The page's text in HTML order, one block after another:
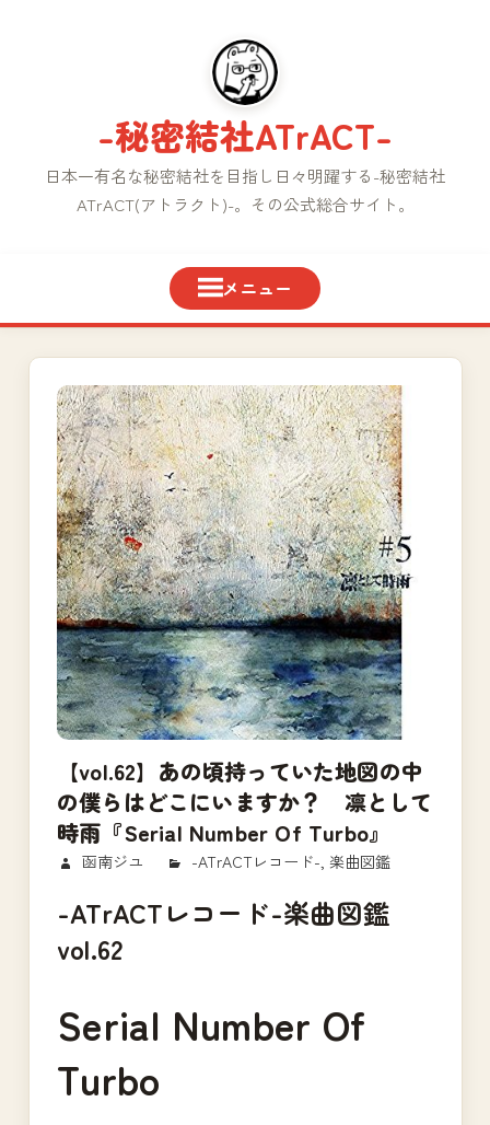
-秘密結社ATrACT-
日本一有名な秘密結社を目指し日々明躍する-秘密結社
ATrACT(アトラクト)-。その公式総合サイト。
【vol.62】あの頃持っていた地図の中
の僕らはどこにいますか？ 凛として
時雨『Serial Number Of Turbo』
2018/02/15
函南ジユ -ATrACTレコード-, 楽曲図鑑
-ATrACTレコード-楽曲図鑑
vol.62
Serial Number Of
Turbo